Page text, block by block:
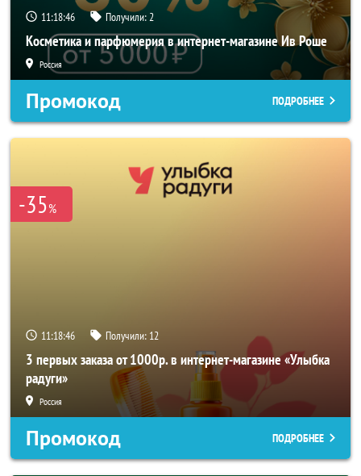
11:18:45 Получили:2
Косметика и парфюмерия в интернет-магазине Ив Роше
Россия
Промокод ПОДРОБНЕЕ
-35%
11:18:45 Получили: 12
3 первых заказа от 1000р. в интернет-магазине «Улыбка
радуги»
Россия
Промокод ПОДРОБНЕЕ